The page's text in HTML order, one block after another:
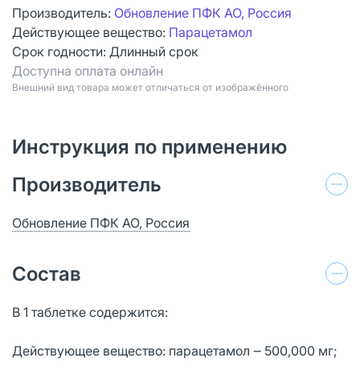
Производитель: Обновление ПФК АО, Россия
Действующее вещество: Парацетамол
Срок годности: Длинный срок
Доступна оплата онлайн
Bнешний вид товара может отличаться от изображённого
Инструкция по применению
Производитель
Обновление ПФК АО, Россия
Состав
В 1 таблетке содержится:
Действующее вещество: парацетамол ‒ 500,000 мг;